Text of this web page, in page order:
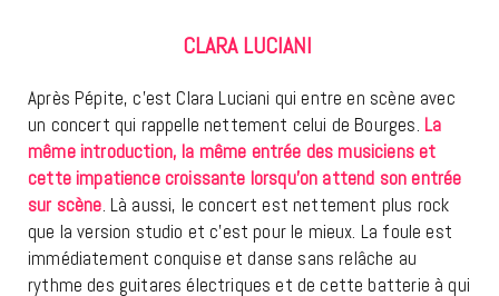
CLARA LUCIANI
Après Pépite, c’est Clara Luciani qui entre en scène avec
un concert qui rappelle nettement celui de Bourges. La
même introduction, la même entrée des musiciens et
cette impatience croissante lorsqu’on attend son entrée
sur scène. Là aussi, le concert est nettement plus rock
que la version studio et c’est pour le mieux. La foule est
immédiatement conquise et danse sans relâche au
rythme des guitares électriques et de cette batterie à qui